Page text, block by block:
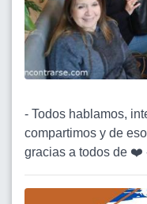
- Todos hablamos,
compartimos y de
gracias a todos de ❤️